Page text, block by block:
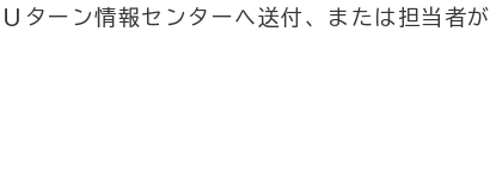
ターン情報センターへ送付、または担当者が